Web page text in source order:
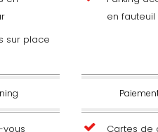
sur place
en
vous
Cartes de